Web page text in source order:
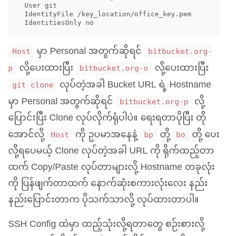
Host မှာ Personal အတွက်ဆိုရင်
bitbucket.org-
p
လို့ပေးထားပြီး bitbucket.org-o လို့ပေးထားပြီး
git clone လုပ်တဲ့အခါ BucketURLရဲ့ Hostname
မှာ Personal အတွက်ဆိုရင်
bitbucket.org-p
လို့
ပြောင်းပြီး Clone လုပ်လိုက်ရုံပါပဲ။ ရေးရတာပိုပြီး တို
အောင်လို့
Host ကို ဥပမာအနေနဲ့ bp တို့ bo
တို့ ပေး
လို့ရပေမယ့် Clone လုပ်တဲ့အခါURLကို ရိုက်ထည့်တာ
ထက် Copy/Paste လုပ်တာများလို့ Hostname တခုလုံး
ကို ပြန်ဖျက်တာထက် နောက်ဆုံးစကားလုံးလေး နည်း
နည်းပြောင်းတာက ပိုသက်သာလို့ လုပ်ထားတာပါ။
SSHConfig ထဲမှာ ထည့်သုံးလို့ရတာတွေ စဉ်းစားလို့